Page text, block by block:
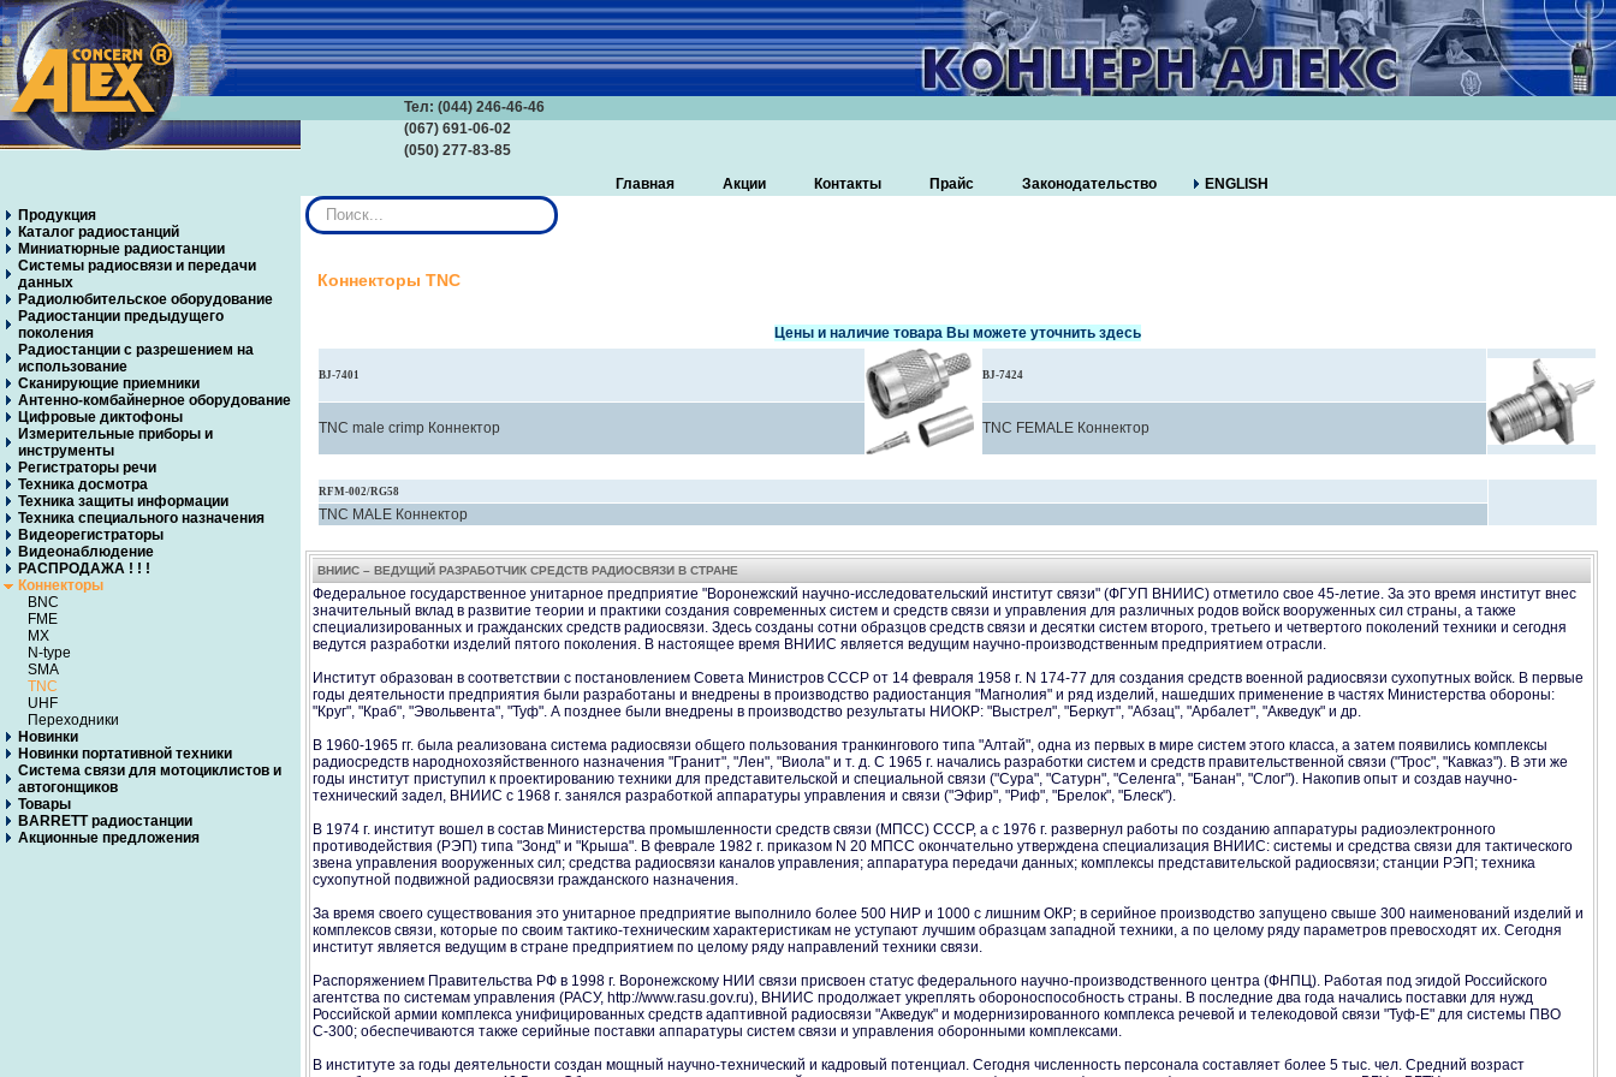
Тел: (044) 246-46-46
(067) 691-06-02
(050) 277-83-85
Главная
Акции Контакты Прайс Законодательство
ENGLISH
Продукция
Каталог радиостанций
Миниатюрные радиостанции
Системы радиосвязи и передачи
данных
Радиолюбительское оборудование
Радиостанции предыдущего
поколения
Радиостанции с разрешением на
использование
Сканирующие приемники
Антенно-комбайнерное оборудование
Цифровые диктофоны
Измерительные приборы и
инструменты
Регистраторы речи
Техника досмотра
Техника защиты информации
Техника специального назначения
Видеорегистраторы
Видеонаблюдение
РАСПРОДАЖА ! ! !
Коннекторы
BNC
FME
MX
N-type
SMA
TNC
UHF
Переходники
Новинки
Новинки портативной техники
Система связи для мотоциклистов и
автогонщиков
Товары
BARRETT радиостанции
Акционные предложения
Искать...
Коннекторы TNC
Цены и наличие товара Вы можете уточнить здесь
BJ-7401 BJ-7424
TNC male crimp Коннектор TNC FEMALE Коннектор
RFM-002/RG58
TNC MALE Коннектор
ВНИИС – ВЕДУЩИЙ РАЗРАБОТЧИК СРЕДСТВ РАДИОСВЯЗИ В СТРАНЕ
Федеральное государственное унитарное предприятие "Воронежский научно-исследовательский институт связи" (ФГУП ВНИИС) отметило свое 45-летие. За это время институт внес
значительный вклад в развитие теории и практики создания современных систем и средств связи и управления для различных родов войск вооруженных сил страны, а также
специализированных и гражданских средств радиосвязи. Здесь созданы сотни образцов средств связи и десятки систем второго, третьего и четвертого поколений техники и сегодня
ведутся разработки изделий пятого поколения. В настоящее время ВНИИС является ведущим научно-производственным предприятием отрасли.
Институт образован в соответствии с постановлением Совета Министров СССР от 14 февраля 1958 г. N 174-77 для создания средств военной радиосвязи сухопутных войск. В первые
годы деятельности предприятия были разработаны и внедрены в производство радиостанция "Магнолия" и ряд изделий, нашедших применение в частях Министерства обороны:
"Круг", "Краб", "Эвольвента", "Туф". А позднее были внедрены в производство результаты НИОКР: "Выстрел", "Беркут", "Абзац", "Арбалет", "Акведук" и др.
В 1960-1965 гг. была реализована система радиосвязи общего пользования транкингового типа "Алтай", одна из первых в мире систем этого класса, а затем появились комплексы
радиосредств народнохозяйственного назначения "Гранит", "Лен", "Виола" и т. д. С 1965 г. начались разработки систем и средств правительственной связи ("Трос", "Кавказ"). В эти же
годы институт приступил к проектированию техники для представительской и специальной связи ("Сура", "Сатурн", "Селенга", "Банан", "Слог"). Накопив опыт и создав научно-
технический задел, ВНИИС с 1968 г. занялся разработкой аппаратуры управления и связи ("Эфир", "Риф", "Брелок", "Блеск").
В 1974 г. институт вошел в состав Министерства промышленности средств связи (МПСС) СССР, а с 1976 г. развернул работы по созданию аппаратуры радиоэлектронного
противодействия (РЭП) типа "Зонд" и "Крыша". В феврале 1982 г. приказом N 20 МПСС окончательно утверждена специализация ВНИИС: системы и средства связи для тактического
звена управления вооруженных сил; средства радиосвязи каналов управления; аппаратура передачи данных; комплексы представительской радиосвязи; станции РЭП; техника
сухопутной подвижной радиосвязи гражданского назначения.
За время своего существования это унитарное предприятие выполнило более 500 НИР и 1000 с лишним ОКР; в серийное производство запущено свыше 300 наименований изделий и
комплексов связи, которые по своим тактико-техническим характеристикам не уступают лучшим образцам западной техники, а по целому ряду параметров превосходят их. Сегодня
институт является ведущим в стране предприятием по целому ряду направлений техники связи.
Распоряжением Правительства РФ в 1998 г. Воронежскому НИИ связи присвоен статус федерального научно-производственного центра (ФНПЦ). Работая под эгидой Российского
агентства по системам управления (РАСУ, http://www.rasu.gov.ru), ВНИИС продолжает укреплять обороноспособность страны. В последние два года начались поставки для нужд
Российской армии комплекса унифицированных средств адаптивной радиосвязи "Акведук" и модернизированного комплекса речевой и телекодовой связи "Туф-Е" для системы ПВО
С-300; обеспечиваются также серийные поставки аппаратуры систем связи и управления оборонными комплексами.
В институте за годы деятельности создан мощный научно-технический и кадровый потенциал. Сегодня численность персонала составляет более 5 тыс. чел. Средний возраст